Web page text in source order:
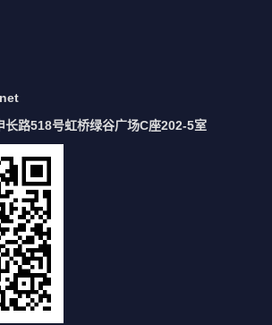
长路518号虹桥绿谷广场C座202-5室